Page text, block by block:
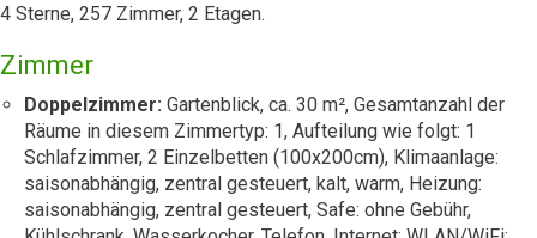
4 Sterne, 257 Zimmer, 2 Etagen.
Zimmer
Doppelzimmer: Gartenblick, ca. 30 m², Gesamtanzahl der
Räume in diesem Zimmertyp: 1, Aufteilung wie folgt: 1
Schlafzimmer, 2 Einzelbetten (100x200cm), Klimaanlage:
saisonabhängig, zentral gesteuert, kalt, warm, Heizung:
saisonabhängig, zentral gesteuert, Safe: ohne Gebühr,